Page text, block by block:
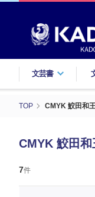
文芸書
TOP CMYK 鮫田和
CMYK 鮫田
7件